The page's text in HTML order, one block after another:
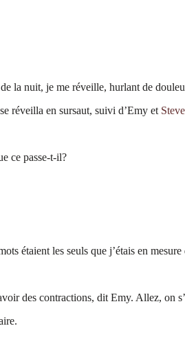
la nuit, je me réveille, hurlant de
réveilla en sursaut, suivi d’Emy et Steve
ce passe-t-il?
étaient les seuls que j’étais en mesure
des contractions, dit Emy. Allez, on